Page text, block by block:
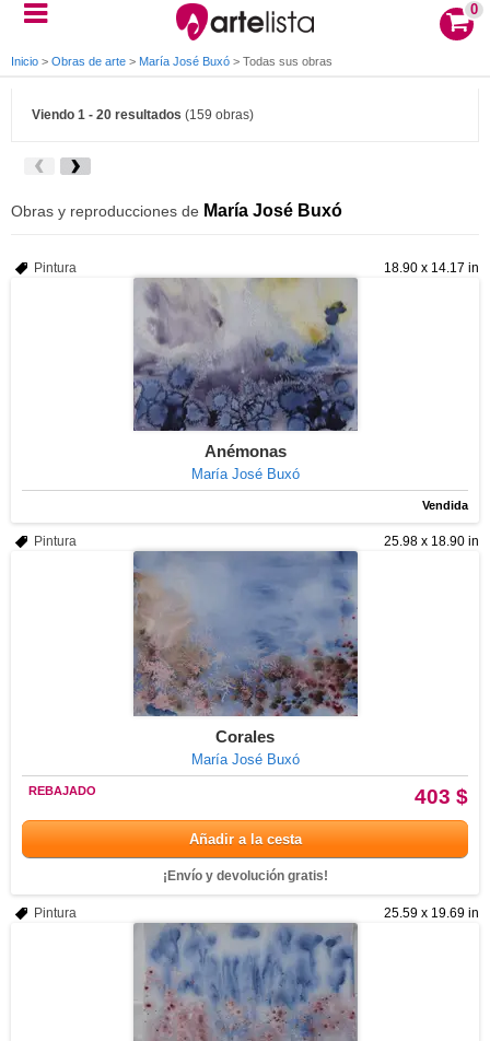
0
Inicio > Obras de arte > María José Buxó > Todas sus obras
Viendo 1 - 20 resultados (159 obras)
Obras y reproducciones de María José Buxó
18.90 x 14.17 in
Pintura
Anémonas
María José Buxó
Vendida
25.98 x 18.90 in
Pintura
Corales
María José Buxó
403 $
REBAJADO
Añadir a la cesta
¡Envío y devolución gratis!
25.59 x 19.69 in
Pintura